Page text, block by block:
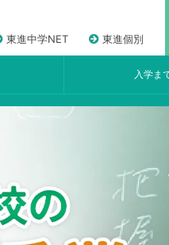
東進中学NET 東進個別
入学ま